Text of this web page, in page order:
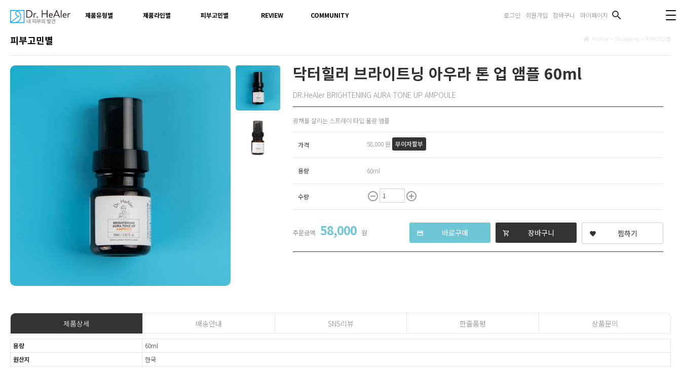
제품유형별 제품라인별 피부고민별 REVIEW COMMUNITY 로그인 회원가입 장바구니 마이페이지 search
피부고민별 Home > Shopping > 피부고민별
닥터힐러 브라이트닝 아우라 톤 업 앰플 60ml
DR.HeAler BRIGHTENING AURA TONE UP AMPOULE
광채를 살리는 스프레이 타입 물광 앰플
가격 58,000 원 무이자할부
용량 60ml
수량 remove_circle_outline add_circle_outline
주문금액 58,000 원 credit_card 바로구매 shopping_cart 장바구니 favorite 찜하기
제품상세 배송안내 SNS리뷰 한줄품평 상품문의
용량
60ml
원산지
한국